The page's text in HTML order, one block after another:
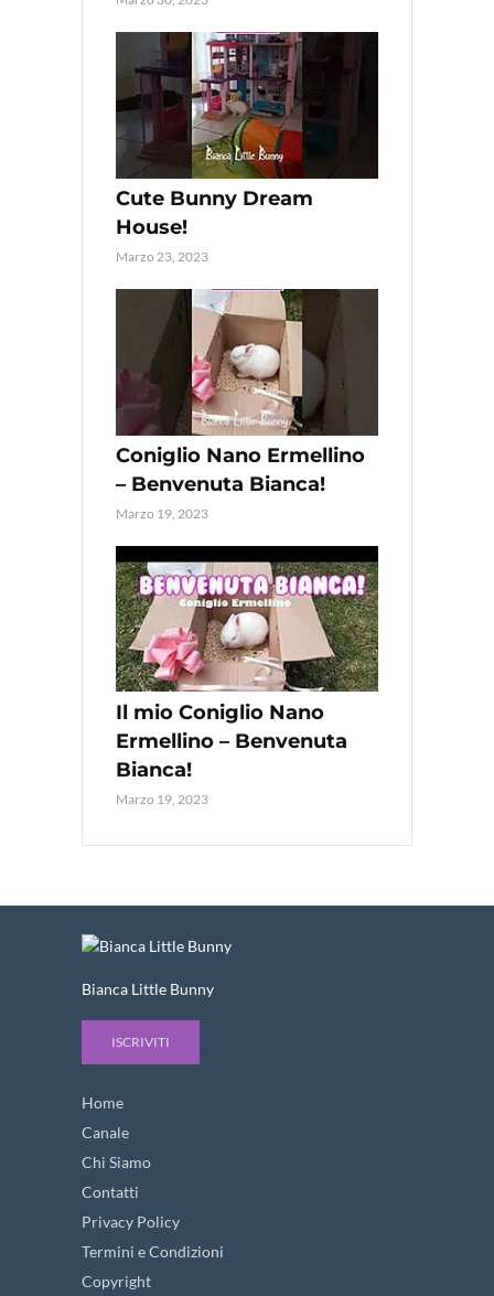
Cute Bunny Dream
House!
Marzo 23, 2023
Coniglio Nano Ermellino
– Benvenuta Bianca!
Marzo 19, 2023
Il mio Coniglio Nano
Ermellino – Benvenuta
Bianca!
Marzo 19, 2023
Bianca Little Bunny
ISCRIVITI
Home
Canale
Chi Siamo
Contatti
Privacy Policy
Termini e Condizioni
Copyright